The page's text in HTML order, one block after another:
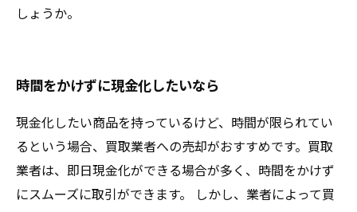
しょうか。
時間をかけずに現金化したいなら
現金化したい商品を持っているけど、時間が限られてい
るという場合、買取業者への売却がおすすめです。買取
業者は、即日現金化ができる場合が多く、時間をかけず
にスムーズに取引ができます。 しかし、業者によって買